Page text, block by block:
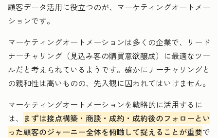
顧客データ活用に役立つのが、マーケティングオートメー
ションです。
マーケティングオートメーションは多くの企業で、リード
ナーチャリング（見込み客の購買意欲醸成）に最適なツー
ルだと考えられているようです。確かにナーチャリングと
の親和性は高いものの、先入観に囚われてはいけません。
マーケティングオートメーションを戦略的に活用するに
は、
まずは接点構築・商談・成約・成約後のフォローとい
った顧客のジャーニー全体を俯瞰して捉えることが重要で